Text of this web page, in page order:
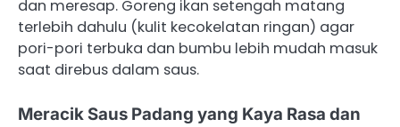
dan meresap. Goreng ikan setengah matang
terlebih dahulu (kulit kecokelatan ringan) agar
pori-pori terbuka dan bumbu lebih mudah masuk
saat direbus dalam saus.
Meracik Saus Padang yang Kaya Rasa dan